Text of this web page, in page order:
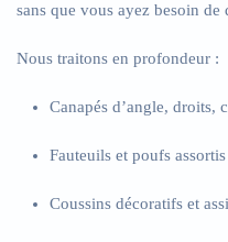
sans que vous ayez besoin
Nous traitons en profondeur :
Canapés d’angle, droits,
Fauteuils et poufs assortis
Coussins décoratifs et